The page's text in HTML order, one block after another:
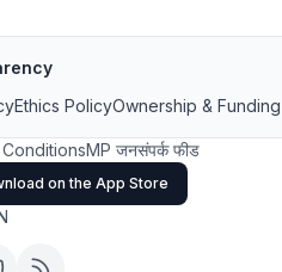
Ethics PolicyOwnership & Funding
MP जनसंपर्क फीड
on the App Store